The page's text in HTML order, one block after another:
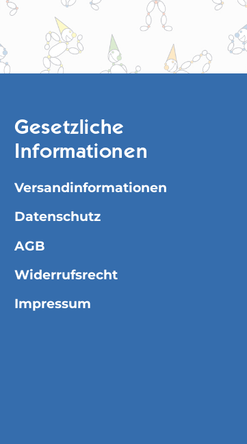
Gesetzliche
Informationen
Versandinformationen
Datenschutz
AGB
Widerrufsrecht
Impressum